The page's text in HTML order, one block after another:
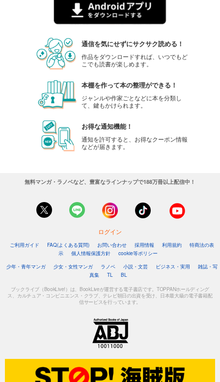
通信を気にせずにサクサク読める！
作品をダウンロードすれば、いつでもど
こでも読書が楽しめます。
本棚を作って本の整理ができる！
ジャンルや作家ごとなどに本を分類し
て、鍵もかけられます。
お得な通知機能！
通知を許可すると、お得なクーポン情報
などが届きます。
無料マンガ・ラノベなど、豊富なラインナップで188万冊以上配信中！
ログイン
ご利用ガイド FAQ(よくある質問) お問い合わせ 採用情報 利用規約
特商法の表
示
個人情報保護方針
cookie等ポリシー
少年・青年マンガ
少女・女性マンガ ラノベ 小説・文芸 ビジネス・実用
雑誌・写
真集
TL BL
ブックライブ（BookLive!）は、BookLiveが運営する電子書店です。TOPPANホールディング
ス、カルチュア・コンビニエンス・クラブ、テレビ朝日の出資を受け、日本最大級の電子書籍配
信サービスを行っています。